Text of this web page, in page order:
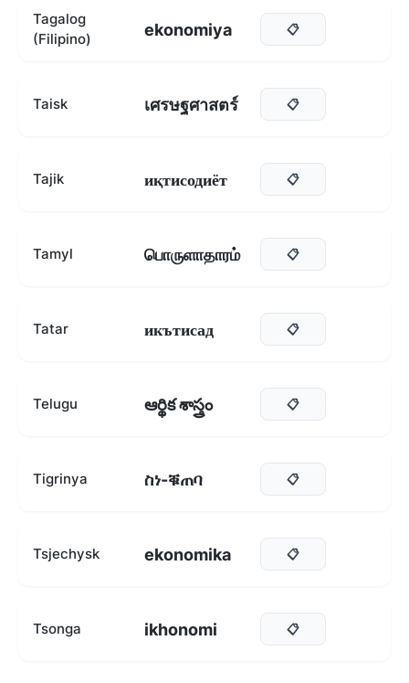
Tagalog
(Filipino)
ekonomiya 📋
Taisk เศรษฐศาสตร์ 📋
Tajik иқтисодиёт 📋
Tamyl பொருளாதாரம் 📋
Tatar икътисад 📋
Telugu ఆర్థిక శాస్త్రం 📋
Tigrinya ስነ-ቑጠባ 📋
Tsjechysk ekonomika 📋
Tsonga ikhonomi 📋